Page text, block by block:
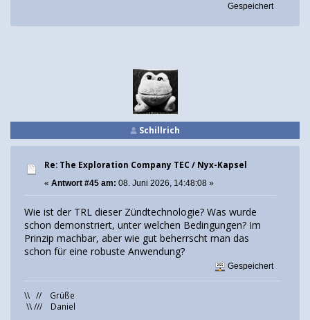
Gespeichert
Schillrich
Re: The Exploration Company TEC / Nyx-Kapsel
« Antwort #45 am: 08. Juni 2026, 14:48:08 »
Wie ist der TRL dieser Zündtechnologie? Was wurde
schon demonstriert, unter welchen Bedingungen? Im
Prinzip machbar, aber wie gut beherrscht man das
schon für eine robuste Anwendung?
Gespeichert
\\ // Grüße
\\ /// Daniel